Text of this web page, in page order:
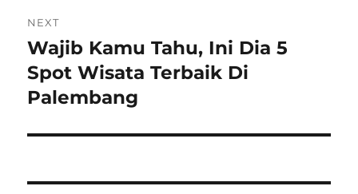
NEXT
Next
post:
Wajib Kamu Tahu, Ini Dia 5
Spot Wisata Terbaik Di
Palembang